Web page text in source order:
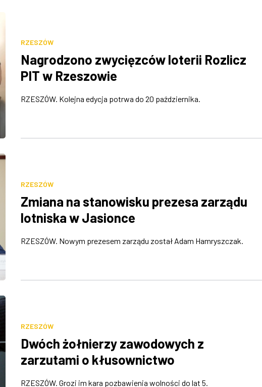
RZESZÓW
Nagrodzono zwycięzców loterii Rozlicz
PIT w Rzeszowie
RZESZÓW. Kolejna edycja potrwa do 20 października.
RZESZÓW
Zmiana na stanowisku prezesa zarządu
lotniska w Jasionce
RZESZÓW. Nowym prezesem zarządu został Adam Hamryszczak.
RZESZÓW
Dwóch żołnierzy zawodowych z
zarzutami o kłusownictwo
RZESZÓW. Grozi im kara pozbawienia wolności do lat 5.